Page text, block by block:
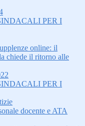
PER I
online: il
chiede il ritorno alle
PER I
docente e ATA